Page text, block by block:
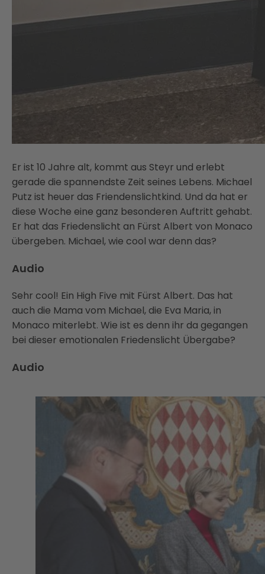
Er ist 10 Jahre alt, kommt aus Steyr und erlebt
gerade die spannendste Zeit seines Lebens. Michael
Putz ist heuer das Friendenslichtkind. Und da hat er
diese Woche eine ganz besonderen Auftritt gehabt.
Er hat das Friedenslicht an Fürst Albert von Monaco
übergeben. Michael, wie cool war denn das?
Audio
Sehr cool! Ein High Five mit Fürst Albert. Das hat
auch die Mama vom Michael, die Eva Maria, in
Monaco miterlebt. Wie ist es denn ihr da gegangen
bei dieser emotionalen Friedenslicht Übergabe?
Audio